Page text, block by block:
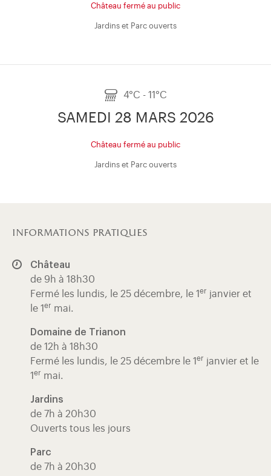
Château fermé au public
Jardins et Parc ouverts
4°C - 11°C
SAMEDI 28 MARS 2026
Château fermé au public
Jardins et Parc ouverts
informations pratiques
Château
de 9h à 18h30
Fermé les lundis, le 25 décembre, le 1 er janvier et
le 1 er mai.
Domaine de Trianon
de 12h à 18h30
Fermé les lundis, le 25 décembre le 1 er janvier et le
1 er mai.
Jardins
de 7h à 20h30
Ouverts tous les jours
Parc
de 7h à 20h30